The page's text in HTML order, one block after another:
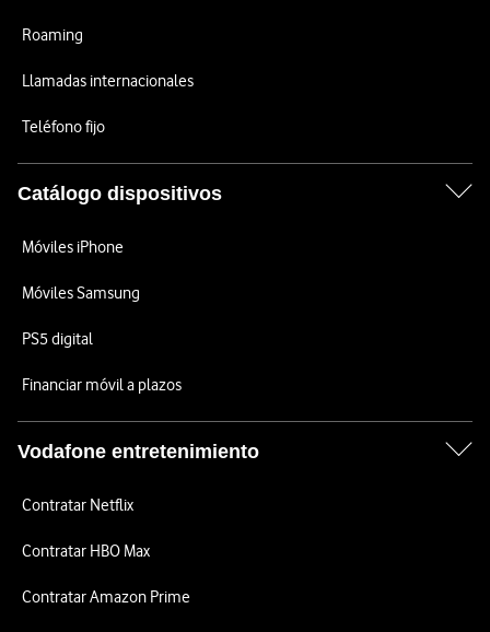
Roaming
Llamadas internacionales
Teléfono fijo
Catálogo dispositivos
Móviles iPhone
Móviles Samsung
PS5 digital
Financiar móvil a plazos
Vodafone entretenimiento
Contratar Netflix
Contratar HBO Max
Contratar Amazon Prime